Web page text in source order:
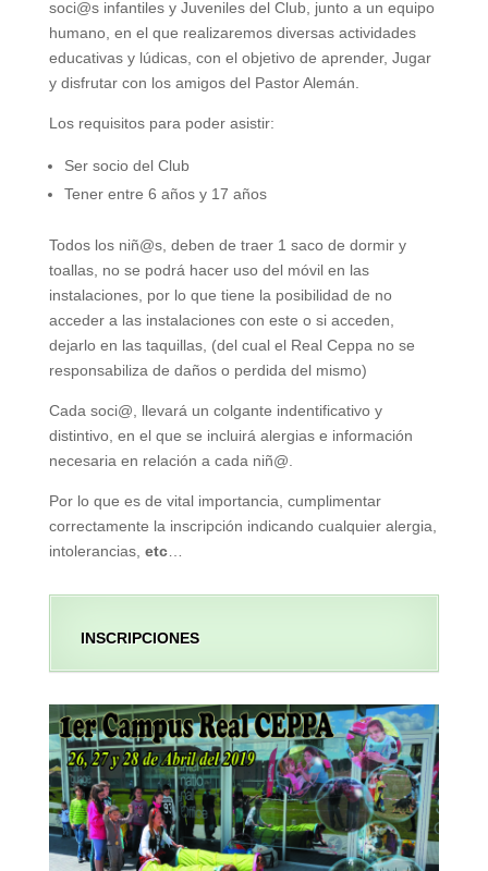
soci@s infantiles y Juveniles del Club, junto a un equipo
humano, en el que realizaremos diversas actividades
educativas y lúdicas, con el objetivo de aprender, Jugar
y disfrutar con los amigos del Pastor Alemán.
Los requisitos para poder asistir:
Ser socio del Club
Tener entre 6 años y 17 años
Todos los niñ@s, deben de traer 1 saco de dormir y
toallas, no se podrá hacer uso del móvil en las
instalaciones, por lo que tiene la posibilidad de no
acceder a las instalaciones con este o si acceden,
dejarlo en las taquillas, (del cual el Real Ceppa no se
responsabiliza de daños o perdida del mismo)
Cada soci@, llevará un colgante indentificativo y
distintivo, en el que se incluirá alergias e información
necesaria en relación a cada niñ@.
Por lo que es de vital importancia, cumplimentar
correctamente la inscripción indicando cualquier alergia,
intolerancias, etc…
INSCRIPCIONES